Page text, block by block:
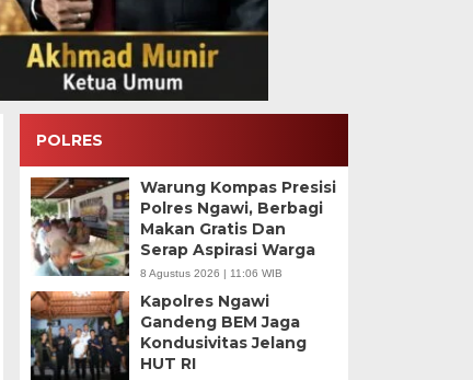
POLRES
Warung Kompas Presisi
Polres Ngawi, Berbagi
Makan Gratis Dan
Serap Aspirasi Warga
8 Agustus 2026 | 11:06 WIB
Kapolres Ngawi
Gandeng BEM Jaga
Kondusivitas Jelang
HUT RI